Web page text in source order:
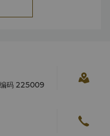
编码 225009